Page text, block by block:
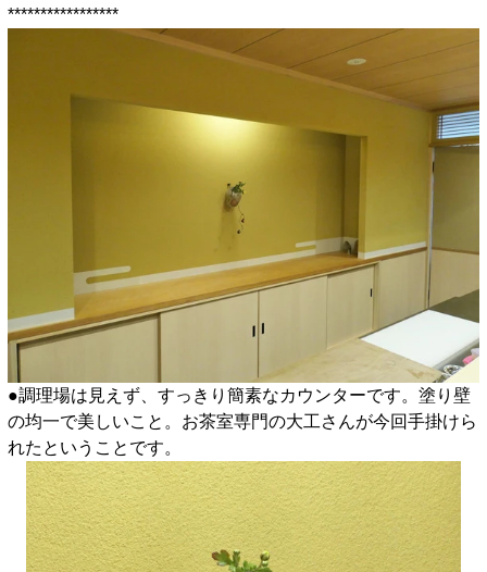
*****************
●調理場は見えず、すっきり簡素なカウンターです。塗り壁
の均一で美しいこと。お茶室専門の大工さんが今回手掛けら
れたということです。